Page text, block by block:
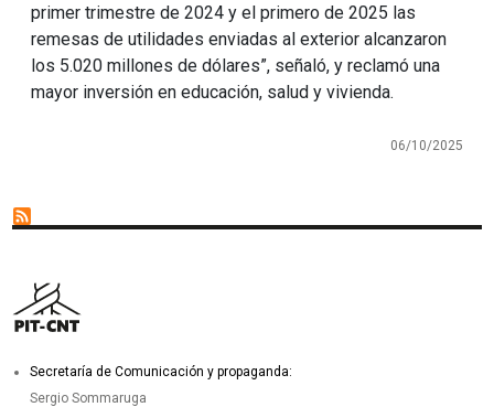
primer trimestre de 2024 y el primero de 2025 las
remesas de utilidades enviadas al exterior alcanzaron
los 5.020 millones de dólares”, señaló, y reclamó una
mayor inversión en educación, salud y vivienda.
06/10/2025
Secretaría de Comunicación y propaganda:
Sergio Sommaruga